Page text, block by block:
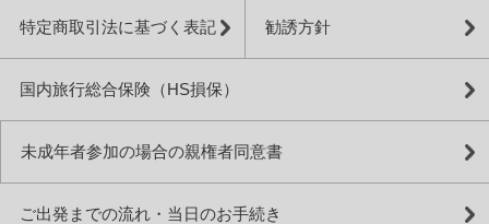
特定商取引法に基づく表記 勧誘方針
国内旅行総合保険（HS損保）
未成年者参加の場合の親権者同意書
ご出発までの流れ・当日のお手続き